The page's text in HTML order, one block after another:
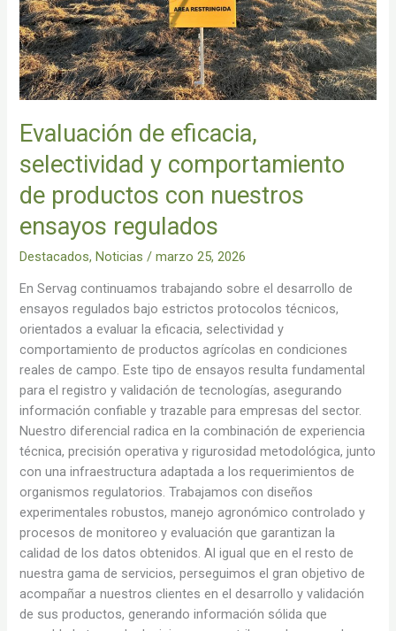
Evaluación de eficacia,
selectividad y comportamiento
de productos con nuestros
ensayos regulados
Destacados,Noticias /marzo 25, 2026
En Servag continuamos trabajando sobre el desarrollo de
ensayos regulados bajo estrictos protocolos técnicos,
orientados a evaluar la eficacia, selectividad y
comportamiento de productos agrícolas en condiciones
reales de campo. Este tipo de ensayos resulta fundamental
para el registro y validación de tecnologías, asegurando
información confiable y trazable para empresas del sector.
Nuestro diferencial radica en la combinación de experiencia
técnica, precisión operativa y rigurosidad metodológica, junto
con una infraestructura adaptada a los requerimientos de
organismos regulatorios. Trabajamos con diseños
experimentales robustos, manejo agronómico controlado y
procesos de monitoreo y evaluación que garantizan la
calidad de los datos obtenidos. Al igual que en el resto de
nuestra gama de servicios, perseguimos el gran objetivo de
acompañar a nuestros clientes en el desarrollo y validación
de sus productos, generando información sólida que
de
productos
con
nuestros
ensayos